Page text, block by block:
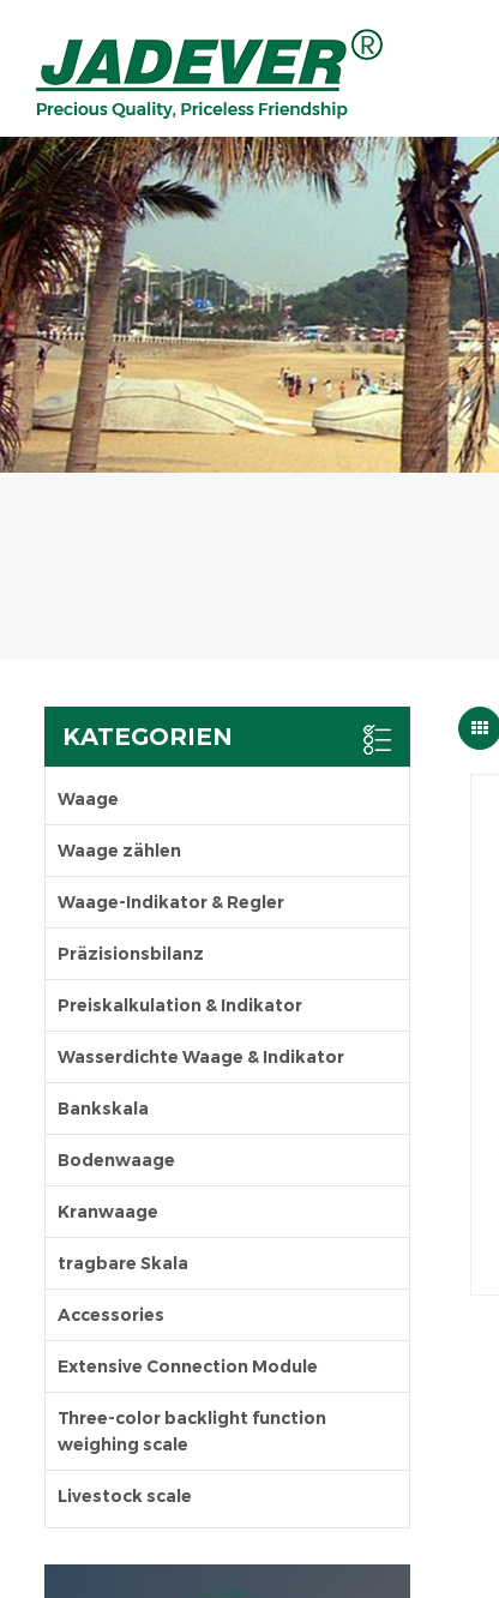
KATEGORIEN
Waage
Waage zählen
Waage-Indikator & Regler
Präzisionsbilanz
Preiskalkulation & Indikator
Wasserdichte Waage & Indikator
Bankskala
Bodenwaage
Kranwaage
tragbare Skala
Accessories
Extensive Connection Module
Three-color backlight function
weighing scale
Livestock scale